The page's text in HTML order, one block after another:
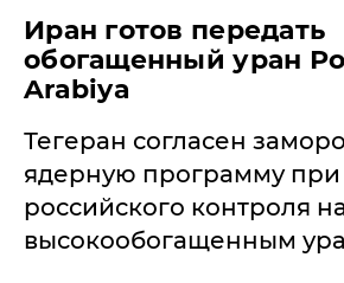
Иран готов передать
обогащенный уран
Arabiya
Тегеран согласен
ядерную программу при
российского контроля
высокообогащенным